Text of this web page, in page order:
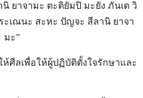
ยาจามะ ตะติยัมปิ มะยัง ภันเต วิ
ะเณนะ สะหะ ปัญจะ สีลานิ ยาจา
มะ”
ศีลเพื่อให้ผู้ปฏิบัติตั้งใจรักษาและ